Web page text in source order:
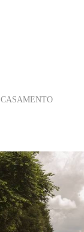
CASAMENTO